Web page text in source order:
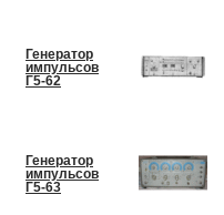
Генератор
импульсов
Г5-62
Генератор
импульсов
Г5-63